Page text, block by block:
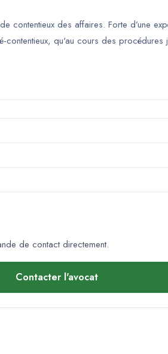
des affaires. Forte d’une
qu'au cours des procédures
de contact directement.
Contacter l'avocat